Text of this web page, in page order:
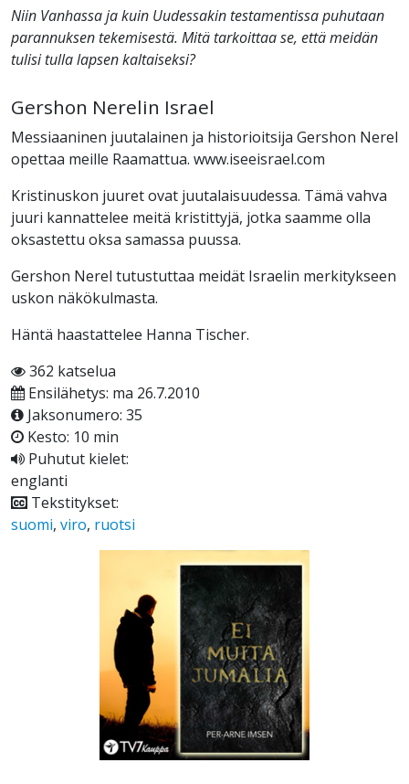
Niin Vanhassa ja kuin Uudessakin testamentissa puhutaan
parannuksen tekemisestä. Mitä tarkoittaa se, että meidän
tulisi tulla lapsen kaltaiseksi?
Gershon Nerelin Israel
Messiaaninen juutalainen ja historioitsija Gershon Nerel
opettaa meille Raamattua. www.iseeisrael.com
Kristinuskon juuret ovat juutalaisuudessa. Tämä vahva
juuri kannattelee meitä kristittyjä, jotka saamme olla
oksastettu oksa samassa puussa.
Gershon Nerel tutustuttaa meidät Israelin merkitykseen
uskon näkökulmasta.
Häntä haastattelee Hanna Tischer.
362 katselua
Ensilähetys: ma 26.7.2010
Jaksonumero: 35
Kesto: 10 min
Puhutut kielet:
englanti
Tekstitykset:
suomi, viro, ruotsi